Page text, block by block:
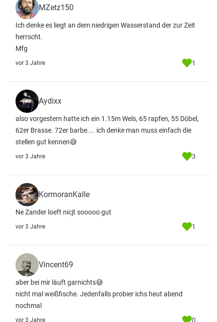
MZetz150
Ich denke es liegt an dem niedrigen Wasserstand der zur Zeit
herrscht.
Mfg
vor 3 Jahre 1
Aydixx
also vorgestern hatte ich ein 1.15m Wels, 65 rapfen, 55 Döbel,
62er Brasse. 72er barbe.... ich denke man muss einfach die
stellen gut kennen😅
vor 3 Jahre 3
KormoranKalle
Ne Zander loeft nicjt sooooo gut
vor 3 Jahre 1
Vincent69
aber bei mir läuft garnichts😅
nicht mal weißfische. Jedenfalls probier ichs heut abend
nochmal
vor 3 Jahre 0